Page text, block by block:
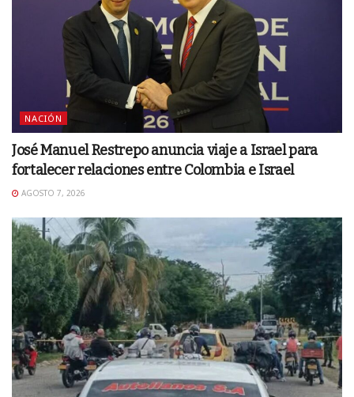
NACIÓN
José Manuel Restrepo anuncia viaje a Israel para
fortalecer relaciones entre Colombia e Israel
AGOSTO 7, 2026